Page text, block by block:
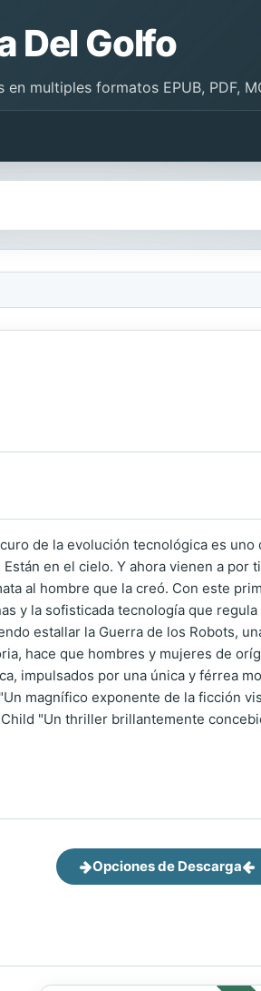
Del Golfo
multiples formatos EPUB, PDF,
de la evolución tecnológica es
en el cielo. Y ahora vienen a
al hombre que la creó. Con este
y la sofisticada tecnología que
estallar la Guerra de los Robots,
hace que hombres y mujeres de
impulsados por una única y férrea
magnífico exponente de la ficción
"Un thriller brillantemente
Opciones de Descarga